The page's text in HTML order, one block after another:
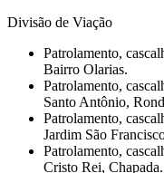
Divisão de Viação
Patrolamento,
Bairro Olarias.
Patrolamento,
Santo Antônio,
Patrolamento,
Jardim São
Patrolamento,
Cristo Rei, Chapada.